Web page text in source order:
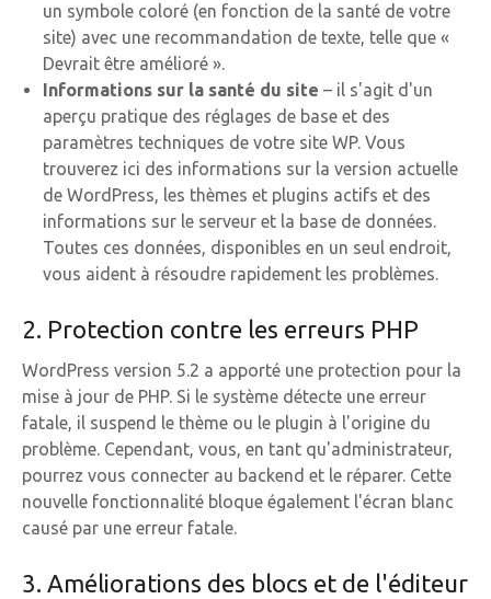
un symbole coloré (en fonction de la santé de votre
site) avec une recommandation de texte, telle que «
Devrait être amélioré ».
Informations sur la santé du site – il s'agit d'un
aperçu pratique des réglages de base et des
paramètres techniques de votre site WP. Vous
trouverez ici des informations sur la version actuelle
de WordPress, les thèmes et plugins actifs et des
informations sur le serveur et la base de données.
Toutes ces données, disponibles en un seul endroit,
vous aident à résoudre rapidement les problèmes.
2. Protection contre les erreurs PHP
WordPress version 5.2 a apporté une protection pour la
mise à jour de PHP. Si le système détecte une erreur
fatale, il suspend le thème ou le plugin à l'origine du
problème. Cependant, vous, en tant qu'administrateur,
pourrez vous connecter au backend et le réparer. Cette
nouvelle fonctionnalité bloque également l'écran blanc
causé par une erreur fatale.
3. Améliorations des blocs et de l'éditeur